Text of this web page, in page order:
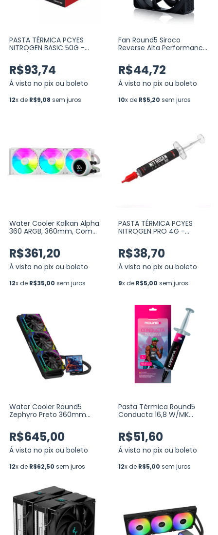
PASTA TÉRMICA PCYES
NITROGEN BASIC 50G -
R$93,74
Á vista no pix ou boleto
12x de R$9,08 sem juros
Fan Round5 Siroco
Reverse Alta Performance
SIROCO-RV-B-2217)
R$44,72
Á vista no pix ou boleto
10x de R$5,20 sem juros
Water Cooler Kalkan Alpha
360 ARGB, 360mm, Com
(KLK00049)
R$361,20
Á vista no pix ou boleto
12x de R$35,00 sem juros
PASTA TÉRMICA PCYES
NITROGEN PRO 4G -
R$38,70
Á vista no pix ou boleto
9x de R$5,00 sem juros
Water Cooler Round5
Zephyro Preto 360mm
Display LCD 4”, TDP 300W
(R5-WC-ZEPHYRO-360B-
2224)
R$645,00
Á vista no pix ou boleto
12x de R$62,50 sem juros
Pasta Térmica Round5
Conducta 16,8 W/MK
R$51,60
Á vista no pix ou boleto
12x de R$5,00 sem juros